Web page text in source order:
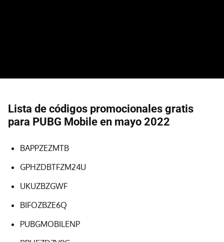
Lista de códigos promocionales gratis
para PUBG Mobile en mayo 2022
BAPPZEZMTB
GPHZDBTFZM24U
UKUZBZGWF
BIFOZBZE6Q
PUBGMOBILENP